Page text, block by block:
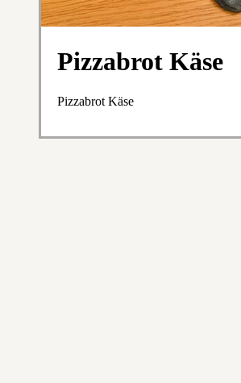
Pizzabrot Käse
Pizzabrot Käse